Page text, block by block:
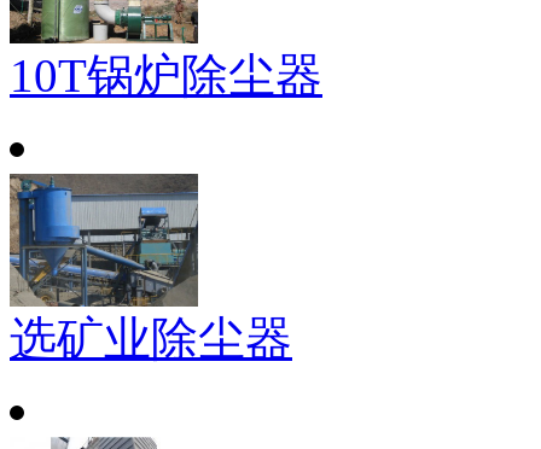
10T锅炉除尘器
选矿业除尘器